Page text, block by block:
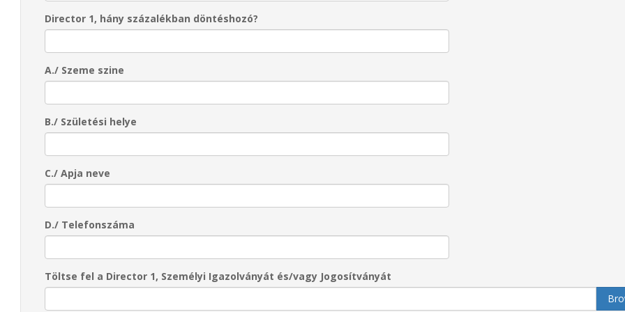
Director 1, hány százalékban döntéshozó?
A./ Szeme szine
B./ Születési helye
C./ Apja neve
D./ Telefonszáma
Töltse fel a Director 1, Személyi Igazolványát és/vagy Jogosítványát